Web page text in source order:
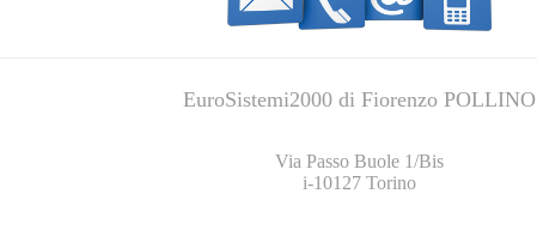
EuroSistemi2000 di Fiorenzo POLLINO
Via Passo Buole 1/Bis
i-10127 Torino